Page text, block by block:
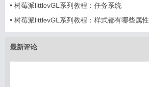
• 树莓派littlevGL系列教程：任务系统
• 树莓派littlevGL系列教程：样式都有哪些属性
最新评论